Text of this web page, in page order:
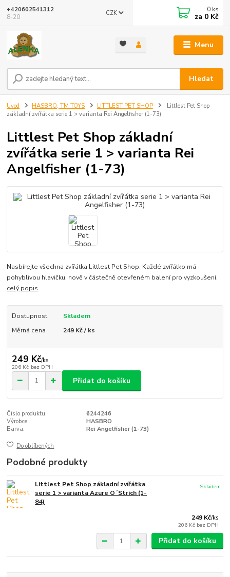
Menu
CZK
Hledat
+420602541312
8-20
0 ks
za 0 Kč
Úvod HASBRO, TM TOYS LITTLEST PET SHOP
Littlest Pet Shop
základní zvířátka serie 1 > varianta Rei Angelfisher (1-73)
Littlest Pet Shop základní
zvířátka serie 1 > varianta Rei
Angelfisher (1-73)
Nasbírejte všechna zvířátka Littlest Pet Shop. Každé zvířátko má
pohyblivou hlavičku, nově v částečně otevřeném balení pro vyzkoušení.
celý popis
Dostupnost
Skladem
Měrná cena
249 Kč / ks
249 Kč/ks
206 Kč bez DPH
Přidat do košíku
Číslo produktu:
6244246
Výrobce:
HASBRO
Barva:
Rei Angelfisher (1-73)
Do oblíbených
Podobné produkty
Littlest Pet Shop základní zvířátka
serie 1 > varianta Azure O´Strich (1-
84)
249 Kč/ks
206 Kč bez DPH
Skladem
Přidat do košíku